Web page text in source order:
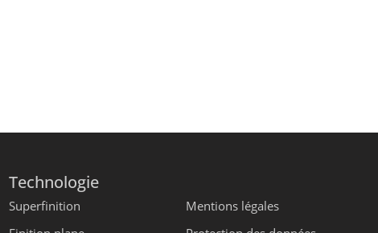
Technologie
Superfinition
Mentions légales